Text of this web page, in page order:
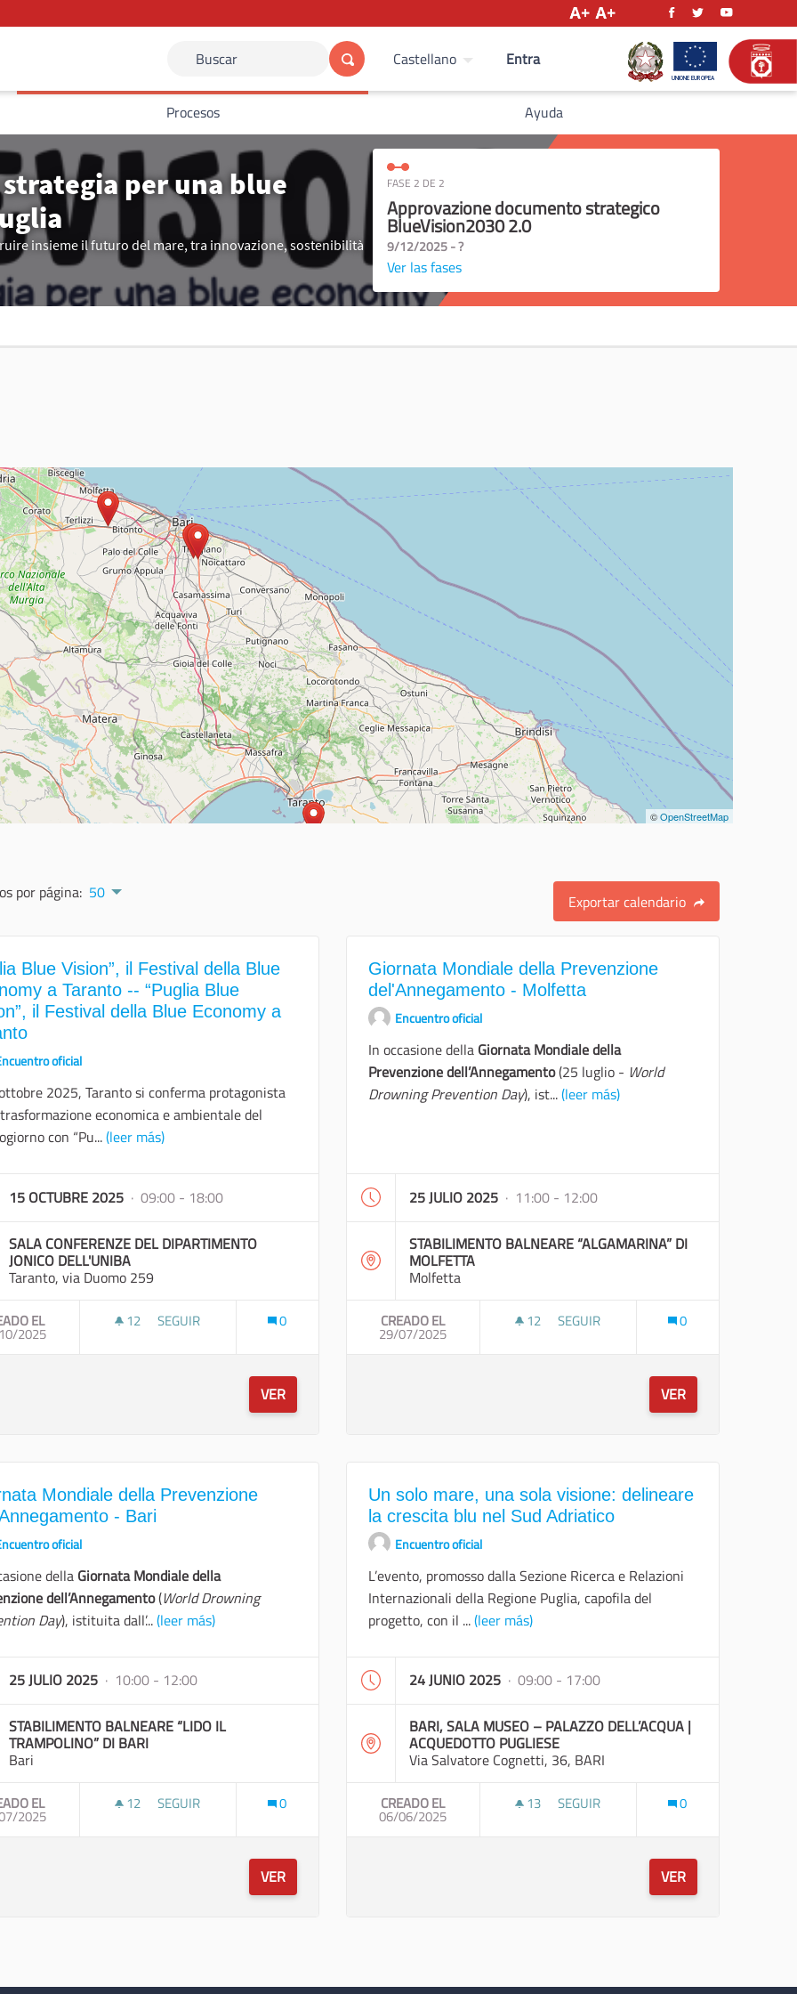
Buscar Castellano Entra
Procesos Ayuda
per una blue
insieme il futuro del mare, tra innovazione, sostenibilità
FASE 2 DE 2
Approvazione documento strategico
BlueVision2030 2.0
9/12/2025 - ?
Ver las fases
©OpenStreetMap
por página: 50 Exportar calendario
Blue Vision”, il Festival della Blue
a Taranto -- “Puglia Blue
il Festival della Blue Economy a
oficial
2025, Taranto si conferma protagonista
economica e ambientale del
con “Pu...(leer más)
15 OCTUBRE 2025 · 09:00 - 18:00
SALA CONFERENZE DEL DIPARTIMENTO
JONICO DELL'UNIBA
Taranto, via Duomo 259
EL
2025
12 12 SEGUIDORAS
SEGUIR 0
VER
Giornata Mondiale della Prevenzione
del'Annegamento - Molfetta
Encuentro oficial
In occasione della Giornata Mondiale della
Prevenzione dell’Annegamento(25 luglio - World
Drowning Prevention Day), ist...(leer más)
25 JULIO 2025 · 11:00 - 12:00
STABILIMENTO BALNEARE “ALGAMARINA” DI
MOLFETTA
Molfetta
CREADO EL
29/07/2025
12 12 SEGUIDORAS
SEGUIR 0
VER
Mondiale della Prevenzione
- Bari
oficial
della Giornata Mondiale della
dell’Annegamento(World Drowning
Day), istituita dall’...(leer más)
25 JULIO 2025 · 10:00 - 12:00
STABILIMENTO BALNEARE “LIDO IL
TRAMPOLINO” DI BARI
Bari
EL
2025
12 12 SEGUIDORAS
SEGUIR
GIORNATA MONDIALE DELLA PREVENZIONE DELL'ANNEGAMENTO - BARI
0
VER
Un solo mare, una sola visione: delineare
la crescita blu nel Sud Adriatico
Encuentro oficial
L’evento, promosso dalla Sezione Ricerca e Relazioni
Internazionali della Regione Puglia, capofila del
progetto, con il ...(leer más)
24 JUNIO 2025 · 09:00 - 17:00
BARI, SALA MUSEO – PALAZZO DELL’ACQUA |
ACQUEDOTTO PUGLIESE
Via Salvatore Cognetti, 36, BARI
CREADO EL
06/06/2025
13 13 SEGUIDORAS
SEGUIR 0
VER